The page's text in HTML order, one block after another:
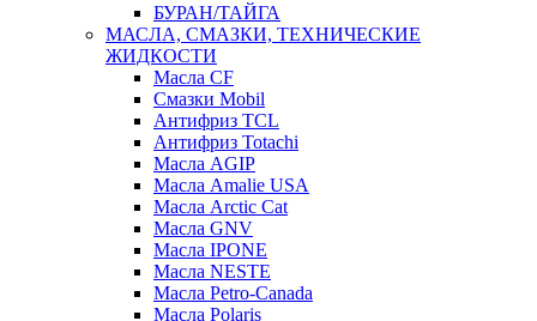
БУРАН/ТАЙГА
МАСЛА, СМАЗКИ, ТЕХНИЧЕСКИЕ
ЖИДКОСТИ
Масла CF
Смазки Mobil
Антифриз TCL
Антифриз Totachi
Масла AGIP
Масла Amalie USA
Масла Arctic Cat
Масла GNV
Масла IPONE
Масла NESTE
Масла Petro-Canada
Масла Polaris